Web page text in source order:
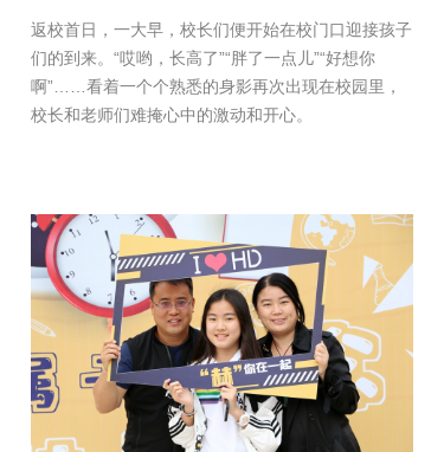
返校首日，一大早，校长们便开始在校门口迎接孩子
们的到来。“哎哟，长高了”“胖了一点儿”“好想你
啊”……看着一个个熟悉的身影再次出现在校园里，
校长和老师们难掩心中的激动和开心。